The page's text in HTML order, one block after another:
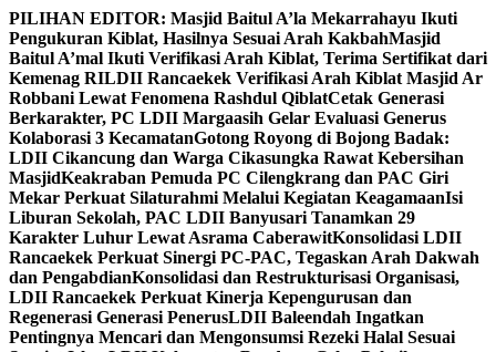
Skip
to
content
PILIHAN EDITOR: Masjid Baitul A’la Mekarrahayu Ikuti
Pengukuran Kiblat, Hasilnya Sesuai Arah KakbahMasjid
Baitul A’mal Ikuti Verifikasi Arah Kiblat, Terima Sertifikat dari
Kemenag RILDII Rancaekek Verifikasi Arah Kiblat Masjid Ar
Robbani Lewat Fenomena Rashdul QiblatCetak Generasi
Berkarakter, PC LDII Margaasih Gelar Evaluasi Generus
Kolaborasi 3 KecamatanGotong Royong di Bojong Badak:
LDII Cikancung dan Warga Cikasungka Rawat Kebersihan
MasjidKeakraban Pemuda PC Cilengkrang dan PAC Giri
Mekar Perkuat Silaturahmi Melalui Kegiatan KeagamaanIsi
Liburan Sekolah, PAC LDII Banyusari Tanamkan 29
Karakter Luhur Lewat Asrama CaberawitKonsolidasi LDII
Rancaekek Perkuat Sinergi PC-PAC, Tegaskan Arah Dakwah
dan PengabdianKonsolidasi dan Restrukturisasi Organisasi,
LDII Rancaekek Perkuat Kinerja Kepengurusan dan
Regenerasi Generasi PenerusLDII Baleendah Ingatkan
Pentingnya Mencari dan Mengonsumsi Rezeki Halal Sesuai